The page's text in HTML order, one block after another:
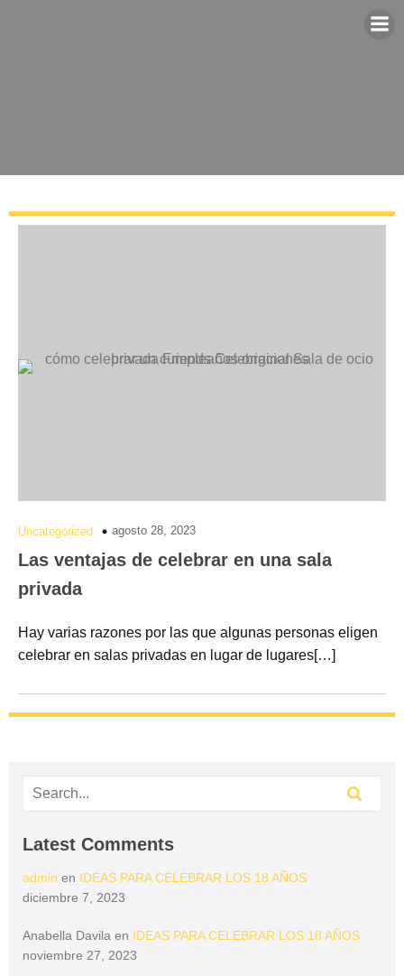
Uncategorized agosto 28, 2023
Las ventajas de celebrar en una sala
privada
Hay varias razones por las que algunas personas eligen
celebrar en salas privadas en lugar de lugares[…]
Latest Comments
admin en IDEAS PARA CELEBRAR LOS 18 AÑOS
diciembre 7, 2023
Anabella Davila en IDEAS PARA CELEBRAR LOS 18 AÑOS
noviembre 27, 2023